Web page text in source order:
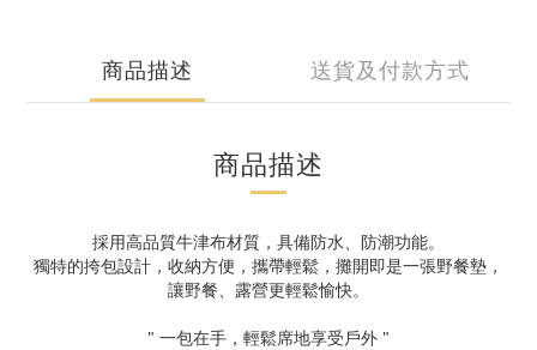
商品描述 送貨及付款方式
商品描述
採用高品質牛津布材質，具備防水、防潮功能。
獨特的挎包設計，收納方便，攜帶輕鬆，攤開即是一張野餐墊，
讓野餐、露營更輕鬆愉快。
" 一包在手，輕鬆席地享受戶外 "